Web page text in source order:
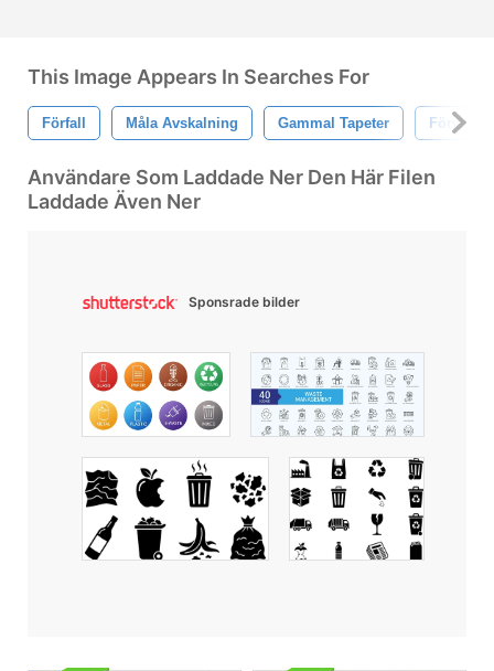
This Image Appears In Searches For
Förfall Måla Avskalning Gammal Tapeter
Användare Som Laddade Ner Den Här Filen
Laddade Även Ner
Sponsrade bilder